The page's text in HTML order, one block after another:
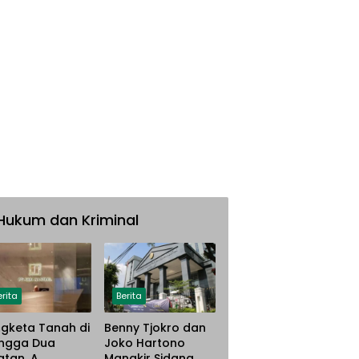
dan Kriminal
Tanah di
Dua
Berita
Benny Tjokro dan
Joko Hartono